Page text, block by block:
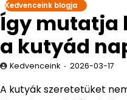
Kedvenceink blogja
Így mutatja
a kutyád
Kedvenceink 2026-03-17
A kutyák szeretetüket